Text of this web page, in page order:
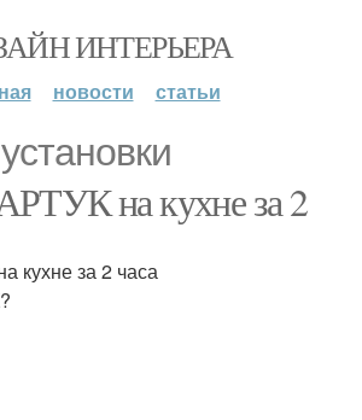
ИНТЕРЬЕРА
новости статьи
на кухне за 2
кухне за 2 часа